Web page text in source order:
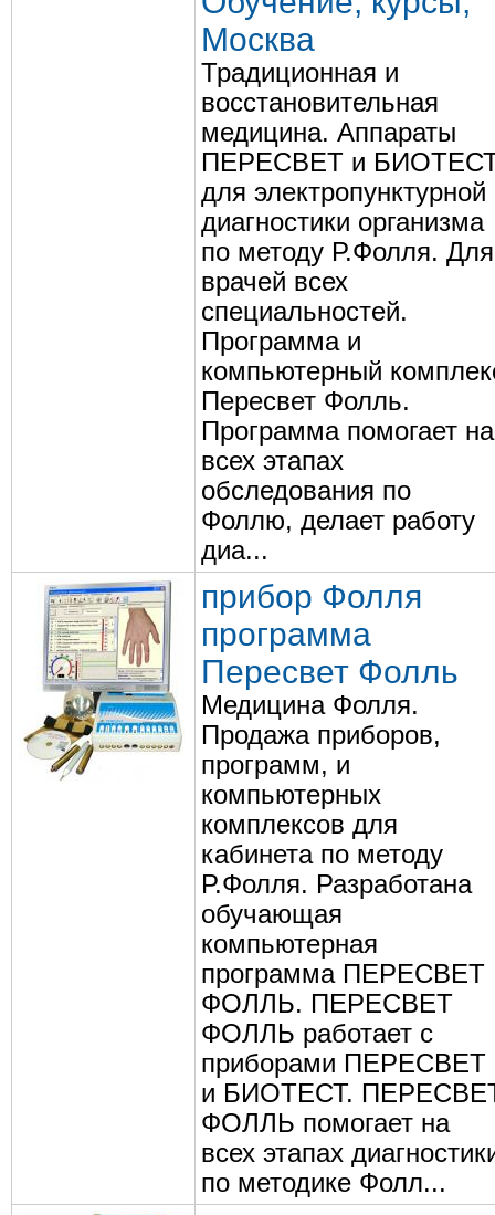
Москва
Традиционная и
восстановительная
медицина. Аппараты
ПЕРЕСВЕТ и
для электропунктурной
диагностики организма
по методу Р.Фолля. Для
врачей всех
специальностей.
Программа и
компьютерный
Пересвет Фолль.
Программа помогает на
всех этапах
обследования по
Фоллю, делает работу
диа...
прибор Фолля
программа
Пересвет Фолль
Медицина Фолля.
Продажа приборов,
программ, и
компьютерных
комплексов для
кабинета по методу
Р.Фолля. Разработана
обучающая
компьютерная
программа ПЕРЕСВЕТ
ФОЛЛЬ. ПЕРЕСВЕТ
ФОЛЛЬ работает с
приборами ПЕРЕСВЕТ
и БИОТЕСТ.
ФОЛЛЬ помогает на
всех этапах
по методике Фолл...